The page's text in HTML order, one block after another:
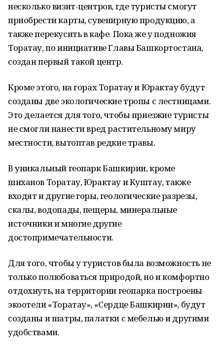
несколько визит-центров, где туристы смогут
приобрести карты, сувенирную продукцию, а
также перекусить в кафе. Пока же у подножия
Торатау, по инициативе Главы Башкортостана,
создан первый такой центр.
Кроме этого, на горах Торатау и Юрактау будут
созданы две экологические тропы с лестницами.
Это делается для того, чтобы приезжие туристы
не смогли нанести вред растительному миру
местности, вытоптав редкие травы.
В уникальный геопарк Башкирии, кроме
шиханов Торатау, Юрактау и Куштау, также
входят и другие горы, геологические разрезы,
скалы, водопады, пещеры, минеральные
источники и многие другие
достопримечательности.
Для того, чтобы у туристов была возможность не
только полюбоваться природой, но и комфортно
отдохнуть, на территории геопарка построены
экоотели «Торатау», «Сердце Башкирии», будут
созданы и шатры, палатки с мебелью и другими
удобствами.